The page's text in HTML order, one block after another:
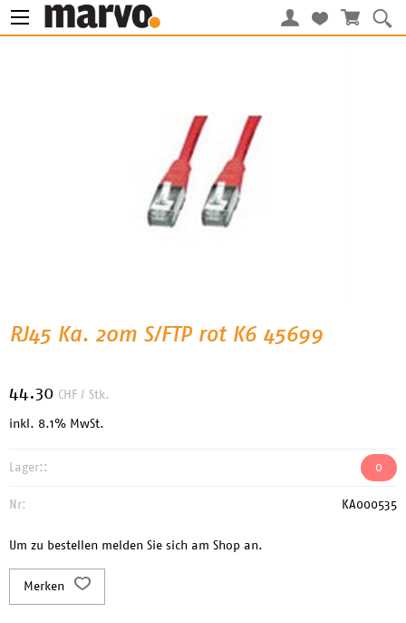
RJ45 Ka. 20m S/FTP rot K6 45699
44.30 CHF / Stk.
inkl. 8.1% MwSt.
Lager:: 0
Nr: KA000535
Um zu bestellen melden Sie sich am Shop an.
Merken